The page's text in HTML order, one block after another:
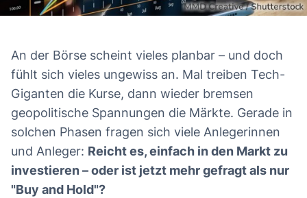
An der Börse scheint vieles planbar – und doch
fühlt sich vieles ungewiss an. Mal treiben Tech-
Giganten die Kurse, dann wieder bremsen
geopolitische Spannungen die Märkte. Gerade in
solchen Phasen fragen sich viele Anlegerinnen
und Anleger: Reicht es, einfach in den Markt zu
investieren – oder ist jetzt mehr gefragt als nur
"Buy and Hold"?